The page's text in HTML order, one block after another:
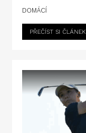
DOMÁCÍ
PŘEČÍST SI ČLÁNEK